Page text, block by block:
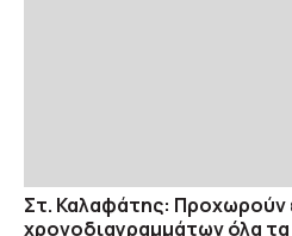
Στ. Καλαφάτης: Προχωρούν
χρονοδιαγραμμάτων όλα